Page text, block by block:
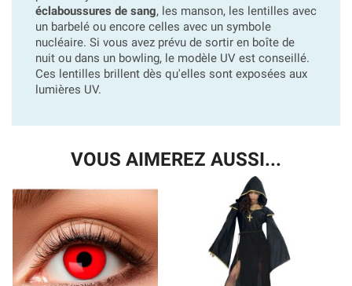
éclaboussures de sang, les manson, les lentilles avec
un barbelé ou encore celles avec un symbole
nucléaire. Si vous avez prévu de sortir en boîte de
nuit ou dans un bowling, le modèle UV est conseillé.
Ces lentilles brillent dès qu'elles sont exposées aux
lumières UV.
VOUS AIMEREZ AUSSI...